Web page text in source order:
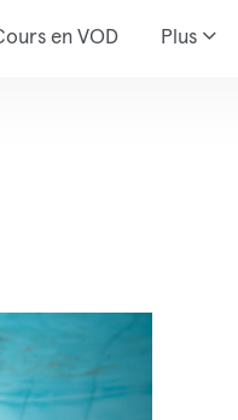
en VOD Plus